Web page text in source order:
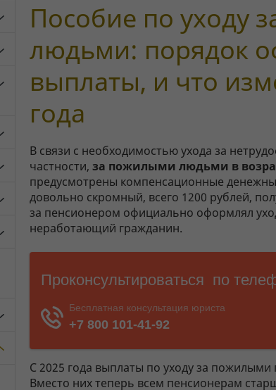
Пособие по уходу
людьми: порядок
выплаты, и что
года
В связи с необходимостью ухода за
частности, за пожилыми людьми в
предусмотрены компенсационные
довольно скромный, всего 1200 рублей,
за пенсионером официально оформлял
неработающий гражданин.
С 2025 года выплаты по уходу за
Вместо них теперь всем пенсионерам